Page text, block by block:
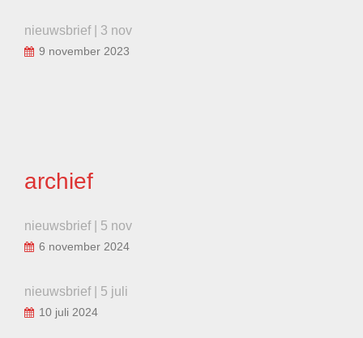
nieuwsbrief | 3 nov
9 november 2023
archief
nieuwsbrief | 5 nov
6 november 2024
nieuwsbrief | 5 juli
10 juli 2024